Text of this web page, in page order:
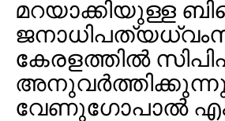
മറയാക്കിയുള്ള
കേരളത്തില്‍
വേണുഗോപാല്‍